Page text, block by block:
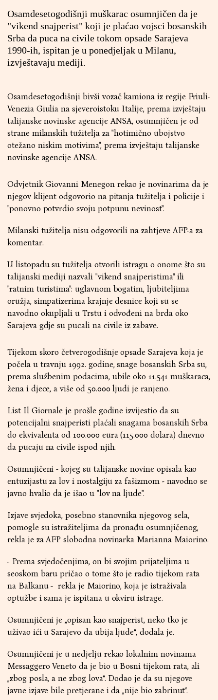
Osamdesetogodišnji muškarac osumnjičen da je
"vikend snajperist" koji je plaćao vojsci bosanskih
Srba da puca na civile tokom opsade Sarajeva
1990-ih, ispitan je u ponedjeljak u Milanu,
izvještavaju mediji.
Osamdesetogodišnji bivši vozač kamiona iz regije Friuli-
Venezia Giulia na sjeveroistoku Italije, prema izvještaju
talijanske novinske agencije ANSA, osumnjičen je od
strane milanskih tužitelja za "hotimično ubojstvo
otežano niskim motivima", prema izvještaju talijanske
novinske agencije ANSA.
Odvjetnik Giovanni Menegon rekao je novinarima da je
njegov klijent odgovorio na pitanja tužitelja i policije i
"ponovno potvrdio svoju potpunu nevinost".
Milanski tužitelja nisu odgovorili na zahtjeve AFP-a za
komentar.
U listopadu su tužitelja otvorili istragu o onome što su
talijanski mediji nazvali "vikend snajperistima" ili
"ratnim turistima": uglavnom bogatim, ljubiteljima
oružja, simpatizerima krajnje desnice koji su se
navodno okupljali u Trstu i odvođeni na brda oko
Sarajeva gdje su pucali na civile iz zabave.
Tijekom skoro četverogodišnje opsade Sarajeva koja je
počela u travnju 1992. godine, snage bosanskih Srba su,
prema službenim podacima, ubile oko 11.541 muškaraca,
žena i djece, a više od 50.000 ljudi je ranjeno.
List Il Giornale je prošle godine izvijestio da su
potencijalni snajperisti plaćali snagama bosanskih Srba
do ekvivalenta od 100.000 eura (115.000 dolara) dnevno
da pucaju na civile ispod njih.
Osumnjičeni - kojeg su talijanske novine opisala kao
entuzijastu za lov i nostalgiju za fašizmom - navodno se
javno hvalio da je išao u "lov na ljude".
Izjave svjedoka, posebno stanovnika njegovog sela,
pomogle su istražiteljima da pronađu osumnjičenog,
rekla je za AFP slobodna novinarka Marianna Maiorino.
- Prema svjedočenjima, on bi svojim prijateljima u
seoskom baru pričao o tome što je radio tijekom rata
na Balkanu - rekla je Maiorino, koja je istraživala
optužbe i sama je ispitana u okviru istrage.
Osumnjičeni je „opisan kao snajperist, neko tko je
uživao ići u Sarajevo da ubija ljude“, dodala je.
Osumnjičeni je u nedjelju rekao lokalnim novinama
Messaggero Veneto da je bio u Bosni tijekom rata, ali
„zbog posla, a ne zbog lova“. Dodao je da su njegove
javne izjave bile pretjerane i da „nije bio zabrinut“.